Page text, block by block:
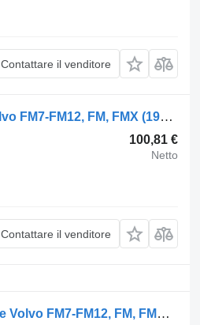
Contattare il venditore
Mozzo Volvo FM7 (01.98-12.01) 3988773 per trattore stradale Volvo FM7-FM12, FM, FMX (1998-2014)
100,81 €
Netto
Contattare il venditore
Semiasse Volvo FM12 (01.98-12.05) 3152522 per trattore stradale Volvo FM7-FM12, FM, FMX (1998-2014)